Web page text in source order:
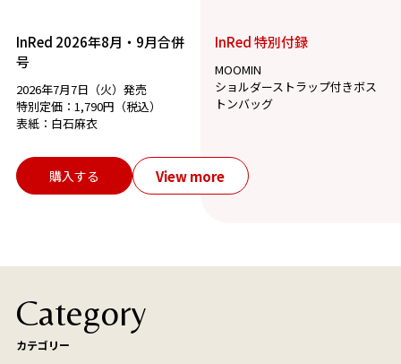
InRed 2026年8月・9月合併
号
2026年7月7日（火）発売
特別定価：1,790円（税込）
表紙：白石麻衣
InRed 特別付録
MOOMIN
ショルダーストラップ付きボス
トンバッグ
購入する View more
Category
カテゴリー